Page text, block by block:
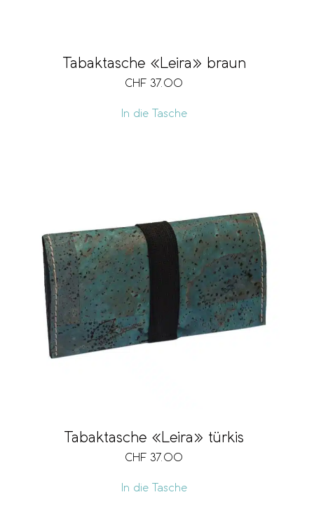
Tabaktasche «Leira» braun
CHF 37.00
In die Tasche
Tabaktasche «Leira» türkis
CHF 37.00
In die Tasche